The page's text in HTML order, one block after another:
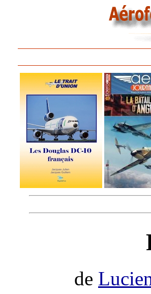
de